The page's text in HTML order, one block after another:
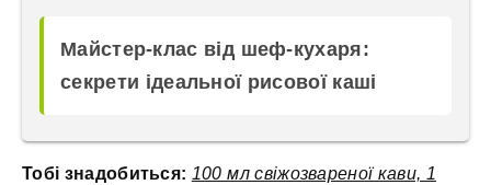
Майстер-клас від шеф-кухаря:
секрети ідеальної рисової каші
Тобі знадобиться: 100 мл свіжозвареної кави, 1